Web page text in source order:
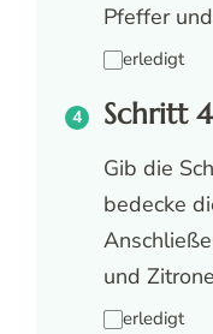
Pfeffer
erledigt
Schritt 4
Gib die
bedecke
und
erledigt